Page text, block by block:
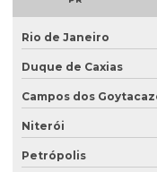
Análise de potabilidade
Análise química do solo
Análise de sólidos em
Análise de solo
Análise de solo completa
Rio de Janeiro
Duque de Caxias
Campos dos
Niterói
Petrópolis